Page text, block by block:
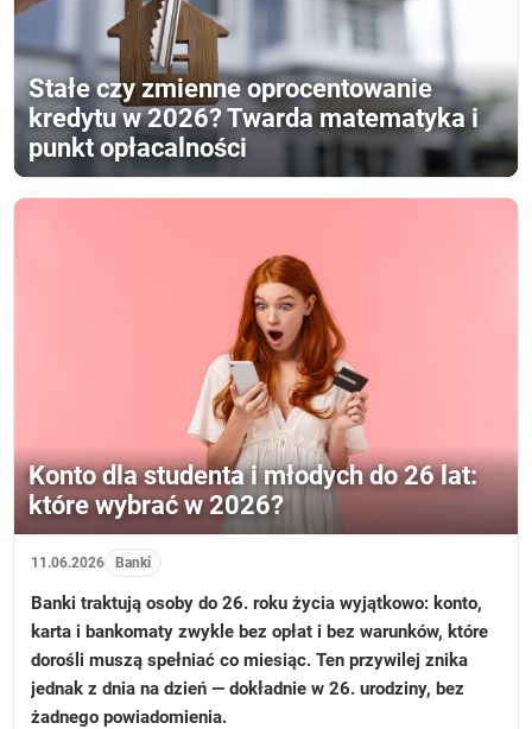
Stałe czy zmienne oprocentowanie
kredytu w 2026? Twarda matematyka i
punkt opłacalności
Konto dla studenta i młodych do 26 lat:
które wybrać w 2026?
11.06.2026 Banki
Banki traktują osoby do 26. roku życia wyjątkowo: konto,
karta i bankomaty zwykle bez opłat i bez warunków, które
dorośli muszą spełniać co miesiąc. Ten przywilej znika
jednak z dnia na dzień — dokładnie w 26. urodziny, bez
żadnego powiadomienia.